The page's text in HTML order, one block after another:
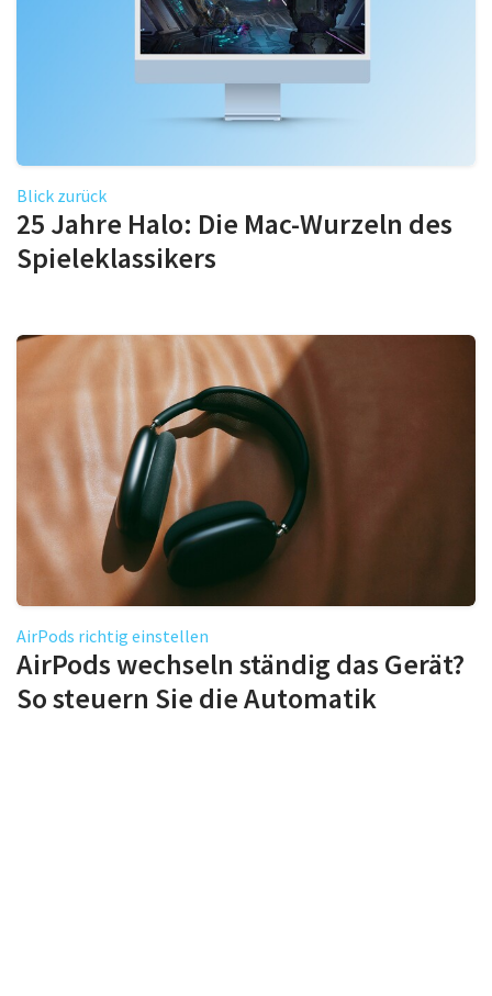
Blick zurück
25 Jahre Halo: Die Mac-Wurzeln des
Spieleklassikers
AirPods richtig einstellen
AirPods wechseln ständig das Gerät?
So steuern Sie die Automatik